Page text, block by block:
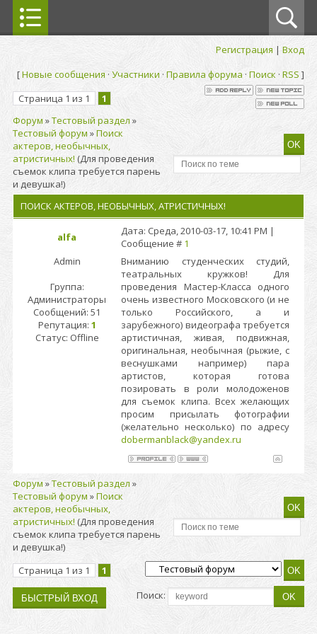
Регистрация |Вход
[Новые сообщения · Участники · Правила форума · Поиск · RSS ]
Страница 1 из 1
1
Форум »Тестовый раздел »
Тестовый форум »Поиск
актеров, необычных,
атристичных! (Для проведения
съемок клипа требуется парень
и девушка!)
ПОИСК АКТЕРОВ, НЕОБЫЧНЫХ, АТРИСТИЧНЫХ!
alfa
Дата: Среда, 2010-03-17, 10:41 PM |
Сообщение # 1
Admin
Группа:
Администраторы
Сообщений: 51
Репутация: 1
Статус: Offline
Вниманию студенческих студий,
театральных кружков! Для
проведения Мастер-Класса одного
очень известного Московского (и не
только Российского, а и
зарубежного) видеографа требуется
артистичная, живая, подвижная,
оригинальная, необычная (рыжие, с
веснушками например) пара
артистов, которая готова
позировать в роли молодоженов
для съемок клипа. Всех желающих
просим присылать фотографии
(желательно несколько) по адресу
dobermanblack@yandex.ru
Форум »Тестовый раздел »
Тестовый форум »Поиск
актеров, необычных,
атристичных! (Для проведения
съемок клипа требуется парень
и девушка!)
Страница 1 из 1
1
Поиск: